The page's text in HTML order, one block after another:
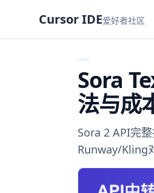
Cursor IDE爱好者社区
Sora
法与成
Sora 2 API完
Runway/Kling